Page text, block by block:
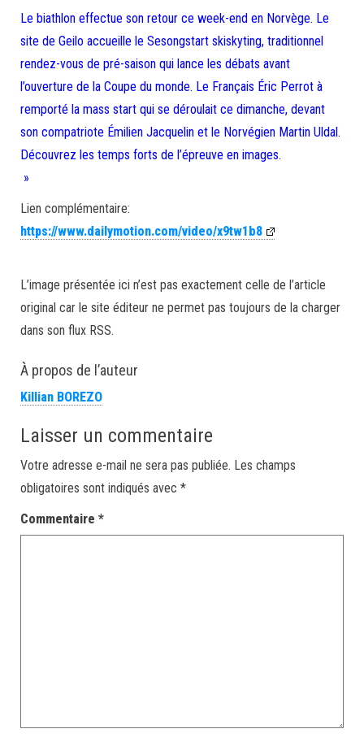
Le biathlon effectue son retour ce week-end en Norvège. Le
site de Geilo accueille le Sesongstart skiskyting, traditionnel
rendez-vous de pré-saison qui lance les débats avant
l’ouverture de la Coupe du monde. Le Français Éric Perrot à
remporté la mass start qui se déroulait ce dimanche, devant
son compatriote Émilien Jacquelin et le Norvégien Martin Uldal.
Découvrez les temps forts de l’épreuve en images.
»
Lien complémentaire:
https://www.dailymotion.com/video/x9tw1b8
L’image présentée ici n’est pas exactement celle de l’article
original car le site éditeur ne permet pas toujours de la charger
dans son flux RSS.
À propos de l’auteur
Killian BOREZO
Laisser un commentaire
Votre adresse e-mail ne sera pas publiée. Les champs
obligatoires sont indiqués avec *
Commentaire *